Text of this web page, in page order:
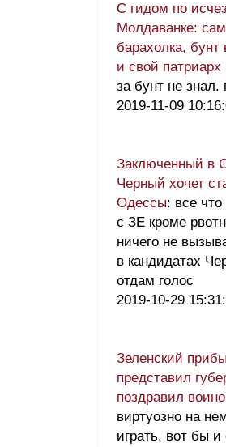
С гидом по
Молдаванке:
барахолка, бунт
и свой
за бунт не знал.
2019-11-09
Заключенный в
Черный хочет
Одессы: все что
с ЗЕ кроме
ничего не
в кандидатах
отдам голос
2019-10-29
Зеленский
представил
поздравил
виртуозно на
играть. вот бы